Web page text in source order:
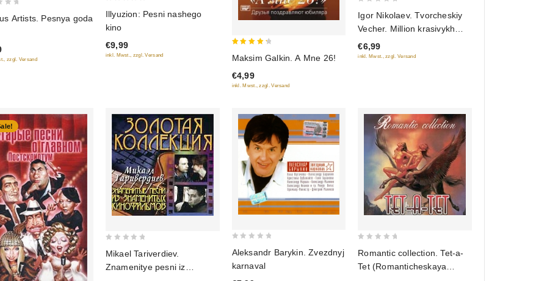
Artists. Pesnya goda
zzgl. Versand
out
of
5
Illyuzion: Pesni nashego
kino
€9,99
inkl. Mwst., zzgl. Versand
Maksim Galkin. A Mne 26!
€4,99
inkl. Mwst., zzgl. Versand
out
of
5
Igor Nikolaev. Tvorcheskiy
Vecher. Million krasivykh
zhenshchin (Krasnyy albom)
€6,99
inkl. Mwst., zzgl. Versand
of
Mikael Tariverdiev.
Znamenitye pesni iz
of
Aleksandr Barykin. Zvezdnyj
karnaval
of
Romantic collection. Tet-a-
Tet (Romanticheskaya